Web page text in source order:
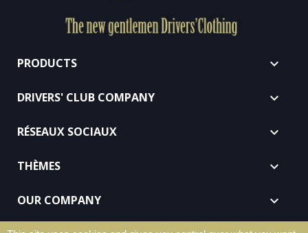
PRODUCTS 
DRIVERS' CLUB COMPANY 
RÉSEAUX SOCIAUX 
THÈMES 
OUR COMPANY 